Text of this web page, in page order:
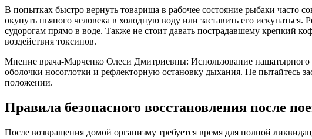
В попытках быстро вернуть товарища в рабочее состояние рыбаки
окунуть пьяного человека в холодную воду или заставить его
судорогам прямо в воде. Также не стоит давать пострадавшему крепкий
воздействия токсинов.
Мнение врача-Марченко Олеси Дмитриевны: Использование нашатырного
оболочки носоглотки и рефлекторную остановку дыхания. Не пытайтесь
положении.
Правила безопасного восстановления после
После возвращения домой организму требуется время для полной